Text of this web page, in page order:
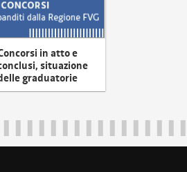
in atto e
situazione
graduatorie